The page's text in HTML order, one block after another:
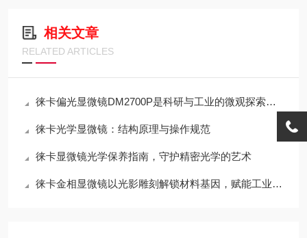
相关文章
RELATED ARTICLES
徕卡偏光显微镜DM2700P是科研与工业的微观探索仪器
徕卡光学显微镜：结构原理与操作规范
徕卡显微镜光学保养指南，守护精密光学的艺术
徕卡金相显微镜以光影雕刻解锁材料基因，赋能工业质检与科研突破